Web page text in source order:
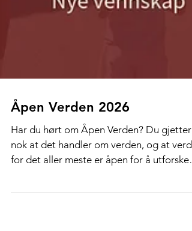
Åpen Verden 2026
Har du hørt om Åpen Verden? Du gjetter
nok at det handler om verden, og at
og reise i. Normisjon og Acta har etablert